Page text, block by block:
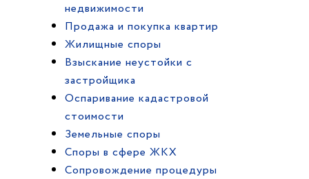
недвижимости
Продажа и покупка квартир
Жилищные споры
Взыскание неустойки с
застройщика
Оспаривание кадастровой
стоимости
Земельные споры
Споры в сфере ЖКХ
Cопровождение процедуры